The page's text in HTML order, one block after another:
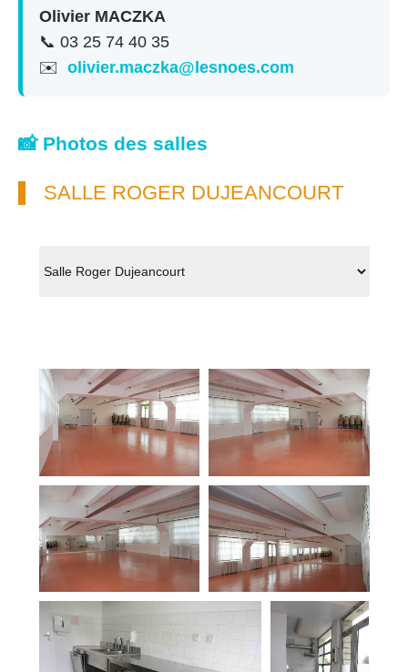
Olivier MACZKA
📞 03 25 74 40 35
✉️ olivier.maczka@lesnoes.com
📸 Photos des salles
SALLE ROGER DUJEANCOURT